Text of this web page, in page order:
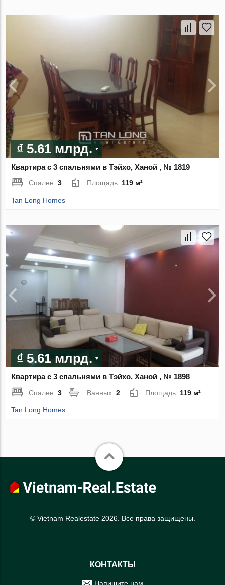
₫ 5.61 млрд.
Квартира с 3 спальнями в Тэйхо, Ханой , № 1819
Спален:3 Площадь: 119 м²
Tan Long Homes
₫ 5.61 млрд.
Квартира с 3 спальнями в Тэйхо, Ханой , № 1898
Спален:3 Ванных:2 Площадь: 119 м²
Tan Long Homes
© Vietnam Realestate 2026. Все права защищены.
КОНТАКТЫ